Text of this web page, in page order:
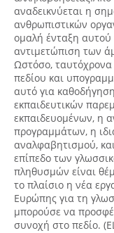
αναδεικνύεται η
ανθρωπιστικών
ομαλή ένταξη
αντιμετώπιση των
Ωστόσο, ταυτόχρονα
πεδίου και
αυτό για
εκπαιδευτικών
εκπαιδευομένων, η
προγραμμάτων, η
αναλφαβητισμού,
επίπεδο των
πληθυσμών είναι
το πλαίσιο η νέα
Ευρώπης για τη
μπορούσε να
συνοχή στο πεδίο.